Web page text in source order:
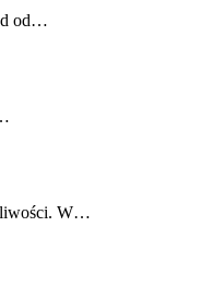
od…
W…